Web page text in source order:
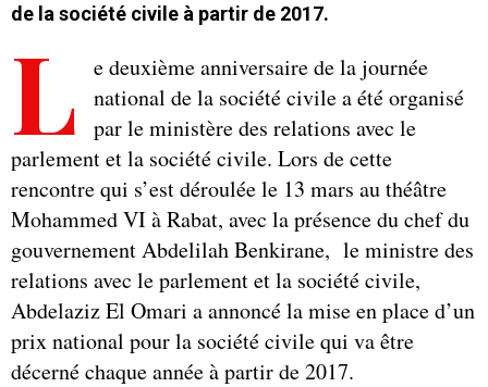
de la société civile à partir de 2017.
L
e deuxième anniversaire de la journée
national de la société civile a été organisé
par le ministère des relations avec le
parlement et la société civile. Lors de cette
rencontre qui s’est déroulée le 13 mars au théâtre
Mohammed VI à Rabat, avec la présence du chef du
gouvernement Abdelilah Benkirane, le ministre des
relations avec le parlement et la société civile,
Abdelaziz El Omari a annoncé la mise en place d’un
prix national pour la société civile qui va être
décerné chaque année à partir de 2017.